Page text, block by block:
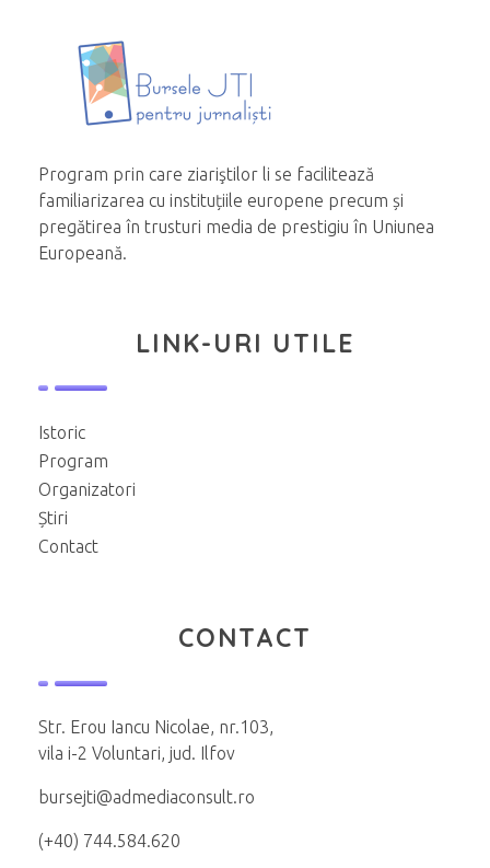
Program prin care ziariştilor li se facilitează
familiarizarea cu instituțiile europene precum și
pregătirea în trusturi media de prestigiu în Uniunea
Europeană.
LINK-URI UTILE
Istoric
Program
Organizatori
Știri
Contact
CONTACT
Str. Erou Iancu Nicolae, nr.103,
vila i-2 Voluntari, jud. Ilfov
bursejti@admediaconsult.ro
(+40) 744.584.620